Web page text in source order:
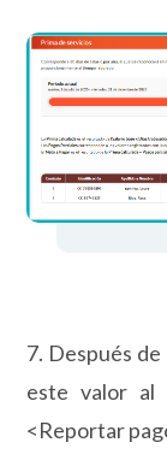
7. Después
este valor al
<Reportar